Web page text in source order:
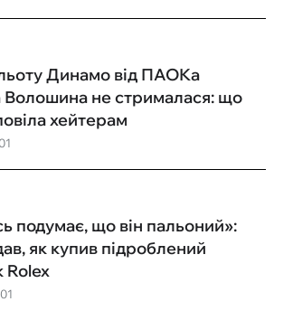
Динамо від ПАОКа
не стрималася: що
хейтерам
подумає, що він пальоний»:
як купив підроблений
Rolex